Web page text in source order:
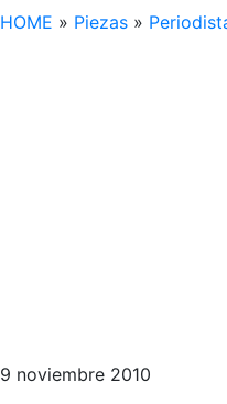
HOME » Piezas »
9 noviembre 2010